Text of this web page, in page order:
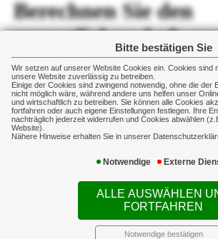
Bitte bestätigen Sie
Wir setzen auf unserer Website Cookies ein. Cookies sind
unsere Website zuverlässig zu betreiben.
Einige der Cookies sind zwingend notwendig, ohne die der
nicht möglich wäre, während andere uns helfen unser
und wirtschaftlich zu betreiben. Sie können alle Cookies
fortfahren oder auch eigene Einstellungen festlegen. Ihre
nachträglich jederzeit widerrufen und Cookies abwählen
Website).
Nähere Hinweise erhalten Sie in unserer
Notwendige Externe
ALLE AUSWÄHLEN
FORTFAHREN
Notwendige bestätigen
Berechnen Sie den
monatlichen
Privatrente
Gewünschte Privatrente
(monatlich, nach heutiger
Kaufkraft)
Sparbeitrages